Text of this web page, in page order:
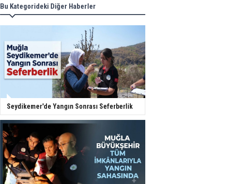
Bu Kategorideki Diğer Haberler
Seydikemer'de Yangın Sonrası Seferberlik